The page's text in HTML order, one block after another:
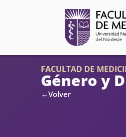
FACULTAD DE
Género y
←Volver